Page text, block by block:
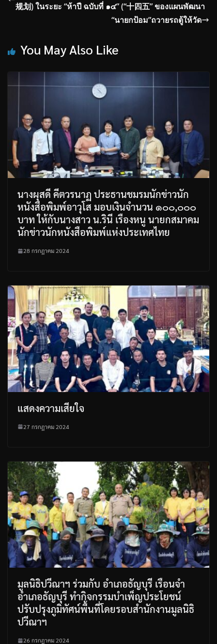
规划) ในระยะ “ห้าปี ฉบับที่ ๑๔” (“十四五” ของแผนพัฒนา
“นายกป้อม”ถวายรถตู้ให้วัด
You May Also Like
นางผุสดี คีตวรนาฏ ประธานชมรมนักข่าวนัก
หนังสือพิมพ์อาวุโส มอบเงินจำนวน ๑๐๐,๐๐๐
บาท ให้กับนางสาว น.รินี เรืองหนู นายกสมาคม
นักข่าวนักหนังสือพิมพ์แห่งประเทศไทย
28 กรกฎาคม 2024
แสดงความเสียใจ
27 กรกฎาคม 2024
มูลนิธิปวีณาฯ ร่วมกับ อำเภอธัญบุรี เรือนจำ
อำเภอธัญบุรี ทำกิจกรรมบำเพ็ญประโยชน์
ปรับปรุงภูมิทัศน์พื้นที่โดยรอบสำนักงานมูลนิธิ
ปวีณาฯ
26 กรกฎาคม 2024